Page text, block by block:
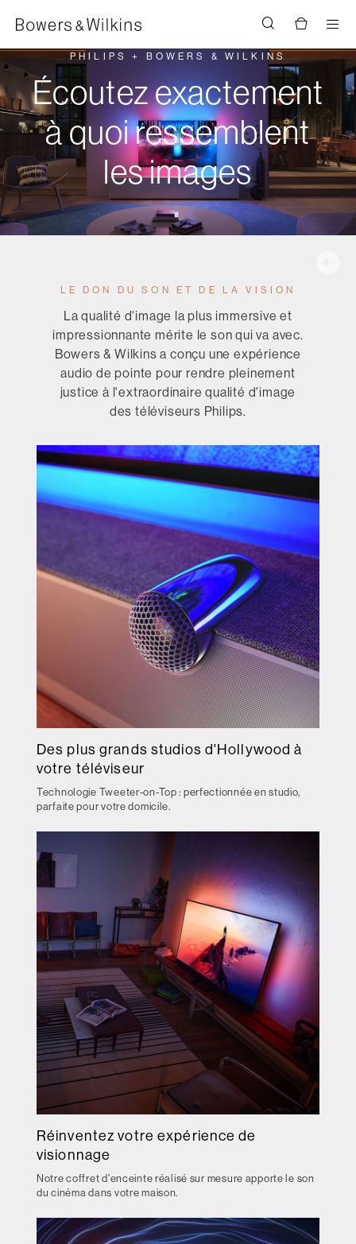
PHILIPS + BOWERS & WILKINS
Écoutez exactement
à quoi ressemblent
les images
LE DON DU SON ET DE LA VISION
La qualité d'image la plus immersive et
impressionnante mérite le son qui va avec.
Bowers & Wilkins a conçu une expérience
audio de pointe pour rendre pleinement
justice à l'extraordinaire qualité d'image
des téléviseurs Philips.
Des plus grands studios d'Hollywood à
votre téléviseur
Technologie Tweeter-on-Top : perfectionnée en studio,
parfaite pour votre domicile.
Réinventez votre expérience de
visionnage
Notre coffret d'enceinte réalisé sur mesure apporte le son
du cinéma dans votre maison.